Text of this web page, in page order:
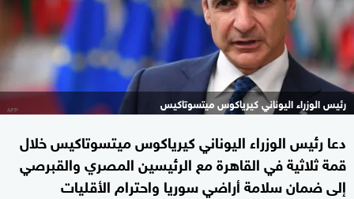
رئيس الوزراء اليوناني كيرياكوس ميتسوتاكيس
دعا رئيس الوزراء اليوناني كيرياكوس ميتسوتاكيس خلال
قمة ثلاثية في القاهرة مع الرئيسين المصري والقبرصي
إلى ضمان سلامة أراضي سوريا واحترام الأقليات